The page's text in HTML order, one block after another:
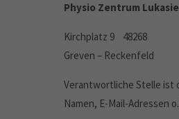
Physio Zentrum
Kirchplatz 9 48268
Greven – Reckenfeld
Verantwortliche Stelle ist
Namen, E-Mail-Adressen